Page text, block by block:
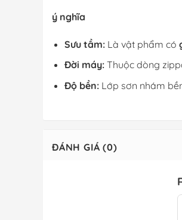
ý nghĩa
Sưu tầm:Là vật phẩm có
Đời máy:Thuộc dòng
Độ bền:Lớp sơn nhám
ĐÁNH GIÁ (0)